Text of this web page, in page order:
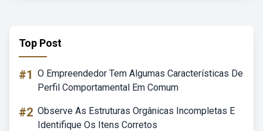
Top Post
#1 O Empreendedor Tem Algumas Características De
Perfil Comportamental Em Comum
#2 Observe As Estruturas Orgânicas Incompletas E
Identifique Os Itens Corretos